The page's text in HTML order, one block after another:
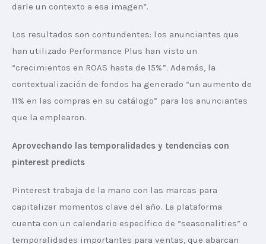
darle un contexto a esa imagen”.
Los resultados son contundentes: los anunciantes que
han utilizado Performance Plus han visto un
“crecimientos en ROAS hasta de 15%”. Además, la
contextualización de fondos ha generado “un aumento de
11% en las compras en su catálogo” para los anunciantes
que la emplearon.
Aprovechando las temporalidades y tendencias con
pinterest predicts
Pinterest trabaja de la mano con las marcas para
capitalizar momentos clave del año. La plataforma
cuenta con un calendario específico de “seasonalities” o
temporalidades importantes para ventas, que abarcan